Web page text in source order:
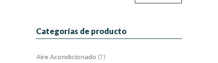
Categorías de producto
Aire Acondicionado (7)